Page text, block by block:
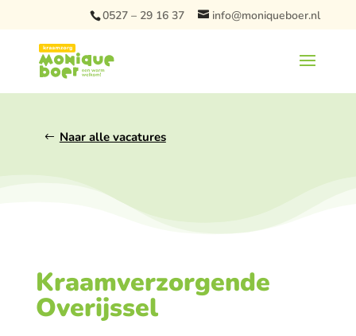
0527 – 29 16 37 info@moniqueboer.nl
Naar alle vacatures
Kraamverzorgende
Overijssel